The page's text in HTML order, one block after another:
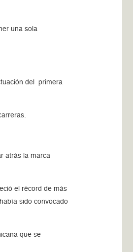
una sola
del primera
atrás la marca
el récord de más
sido convocado
que se